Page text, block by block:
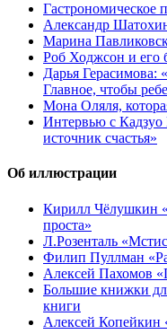
Гастрономическое
Александр
Марина
Роб Ходжсон и его
Дарья Герасимова:
Главное, чтобы
Мона Оляля,
Интервью с Кадзуо
источник счастья»
Об иллюстрации
Кирилл Чёлушкин
проста»
Л.Розенталь
Филип Пуллман
Алексей Пахомов
Большие книжки
книги
Алексей Копейкин